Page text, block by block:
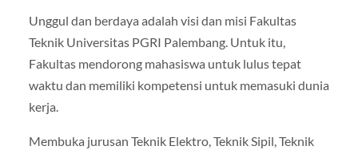
Unggul dan berdaya adalah visi dan misi Fakultas
Teknik Universitas PGRI Palembang. Untuk itu,
Fakultas mendorong mahasiswa untuk lulus tepat
waktu dan memiliki kompetensi untuk memasuki dunia
kerja.
Membuka jurusan Teknik Elektro, Teknik Sipil, Teknik